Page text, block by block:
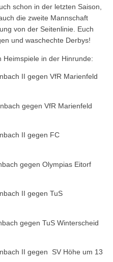
schon in der letzten Saison,
die zweite Mannschaft
von der Seitenlinie. Euch
und waschechte Derbys!
in der Hinrunde:
II gegen VfR Marienfeld
VfR Marienfeld
II gegen FC
Olympias Eitorf
II gegen TuS
TuS Winterscheid
II gegen SV Höhe um 13